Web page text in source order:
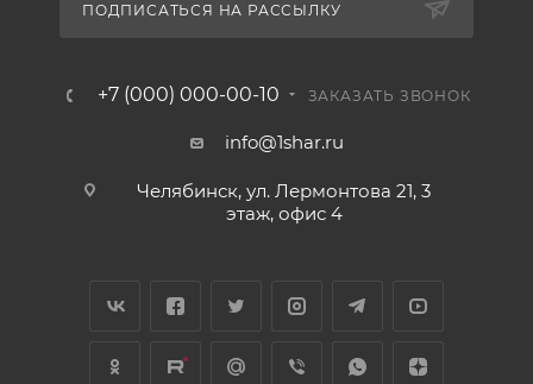
ПОДПИСАТЬСЯ НА РАССЫЛКУ
+7 (000) 000-00-10 ЗАКАЗАТЬ ЗВОНОК
info@1shar.ru
Челябинск, ул. Лермонтова 21, 3
этаж, офис 4